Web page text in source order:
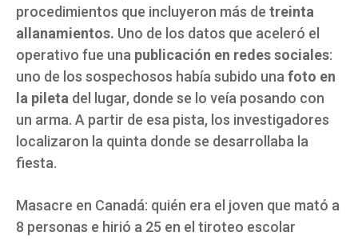
procedimientos que incluyeron más de treinta
allanamientos. Uno de los datos que aceleró el
operativo fue una publicación en redes sociales:
uno de los sospechosos había subido unafoto en
la pileta del lugar, donde se lo veía posando con
un arma. A partir de esa pista, los investigadores
localizaron la quinta donde se desarrollaba la
fiesta.
Masacre en Canadá: quién era el joven que mató a
8 personas e hirió a 25 en el tiroteo escolar